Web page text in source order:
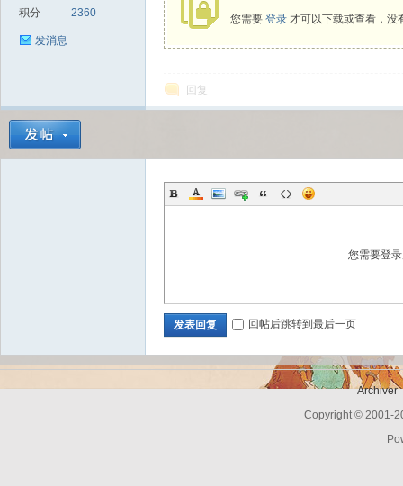
积分 2360
发消息
您需要 登录 才可以下载或查看，没
回复
您需要登
发表回复 回帖后跳转到最后一页
Archiver
Copyright © 2001-